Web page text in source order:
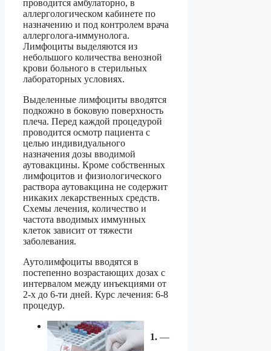
проводится амбулаторно, в
аллергологическом кабинете по
назначению и под контролем врача
аллерголога-иммунолога.
Лимфоциты выделяются из
небольшого количества венозной
крови больного в стерильных
лабораторных условиях.
Выделенные лимфоциты вводятся
подкожно в боковую поверхность
плеча. Перед каждой процедурой
проводится осмотр пациента с
целью индивидуального
назначения дозы вводимой
аутовакцины. Кроме собственных
лимфоцитов и физиологического
раствора аутовакцина не содержит
никаких лекарственных средств.
Схемы лечения, количество и
частота вводимых иммунных
клеток зависит от тяжести
заболевания.
Аутолимфоциты вводятся в
постепенно возрастающих дозах с
интервалом между инъекциями от
2-х до 6-ти дней. Курс лечения: 6-8
процедур.
1. —